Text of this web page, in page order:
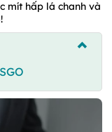
mít hấp lá chanh và